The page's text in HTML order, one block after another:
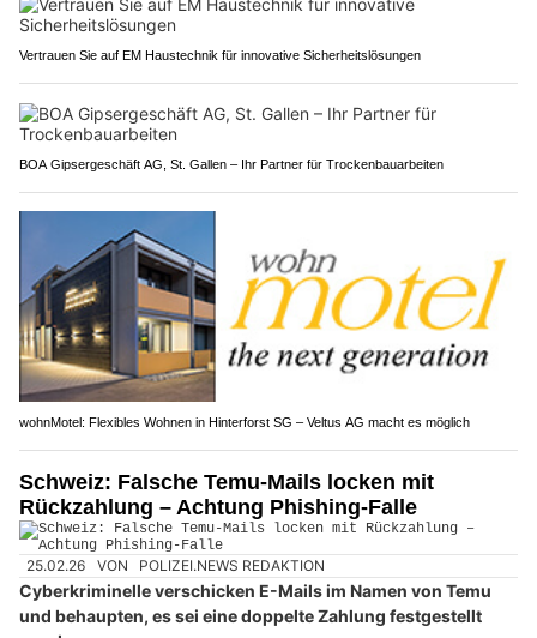
Vertrauen Sie auf EM Haustechnik für innovative Sicherheitslösungen
BOA Gipsergeschäft AG, St. Gallen – Ihr Partner für Trockenbauarbeiten
wohnMotel: Flexibles Wohnen in Hinterforst SG – Veltus AG macht es möglich
Schweiz: Falsche Temu-Mails locken mit
Rückzahlung – Achtung Phishing-Falle
25.02.26 VON POLIZEI.NEWS REDAKTION
Cyberkriminelle verschicken E-Mails im Namen von Temu
und behaupten, es sei eine doppelte Zahlung festgestellt